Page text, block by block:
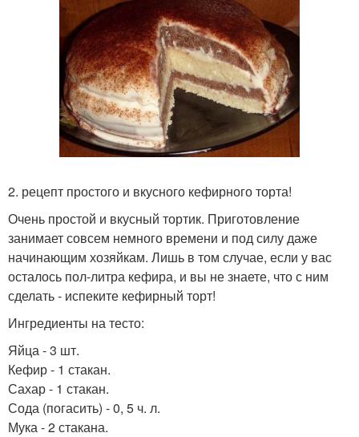
2. рецепт простого и вкусного кефирного торта!
Очень простой и вкусный тортик. Приготовление
занимает совсем немного времени и под силу даже
начинающим хозяйкам. Лишь в том случае, если у вас
осталось пол-литра кефира, и вы не знаете, что с ним
сделать - испеките кефирный торт!
Ингредиенты на тесто:
Яйца - 3 шт.
Кефир - 1 стакан.
Сахар - 1 стакан.
Сода (погасить) - 0, 5 ч. л.
Мука - 2 стакана.